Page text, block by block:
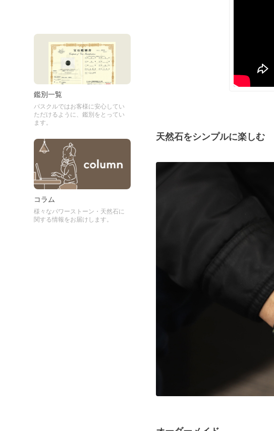
鑑別一覧
パスクルではお客様に安心してい
ただけるように、鑑別をとってい
ます。
コラム
様々なパワーストーン・天然石に
関する情報をお届けします。
天然石をシンプルに楽しむ